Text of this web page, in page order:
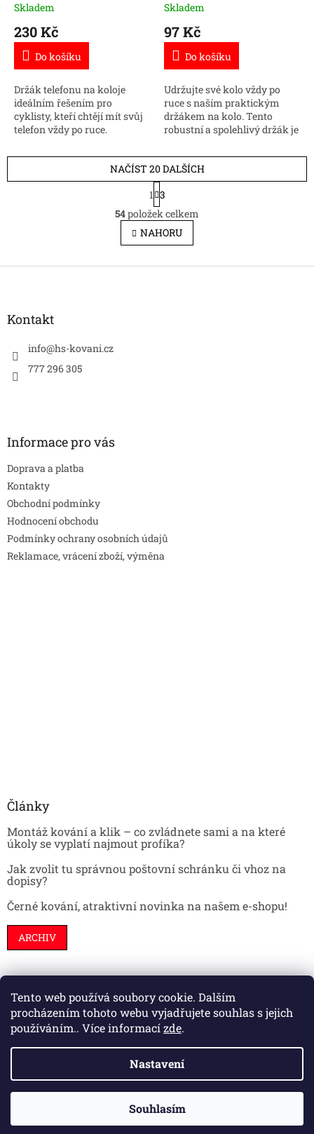
Tento web používá soubory cookie. Dalším
procházením tohoto webu vyjadřujete souhlas s jejich
používáním.. Více informacízde.
Nastavení
Souhlasím
Skladem
230 Kč
Do košíku
Držák telefonu na koloje
ideálním řešením pro
cyklisty, kteří chtějí mít svůj
telefon vždy po ruce.
Skladem
97 Kč
Do košíku
Udržujte své kolo vždy po
ruce s naším praktickým
držákem na kolo. Tento
robustní a spolehlivý držák je
což šetří místo a zajišťuje
bezpečné uložení...
O
v
l
á
NAČÍST 20 DALŠÍCH
S
t
r
á
n
k
v
1 3
54položek celkem
NAHORU
Kontakt
info@hs-kovani.cz
777 296 305
Informace pro vás
Doprava a platba
Kontakty
Obchodní podmínky
Hodnocení obchodu
Podmínky ochrany osobních údajů
Reklamace, vrácení zboží, výměna
Články
Montáž kování a klik – co zvládnete sami a na které
úkoly se vyplatí najmout profíka?
Jak zvolit tu správnou poštovní schránku či vhoz na
dopisy?
Černé kování, atraktivní novinka na našem e-shopu!
ARCHIV
Stavební pouzdra Interiéry Dveře
Vytvořil Shoptet
HS kování. Všechna práva vyhrazena.